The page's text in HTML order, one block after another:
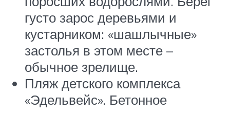
густо зарос деревьями и
кустарником: «шашлычные»
застолья в этом месте –
обычное зрелище.
Пляж детского комплекса
«Эдельвейс». Бетонное